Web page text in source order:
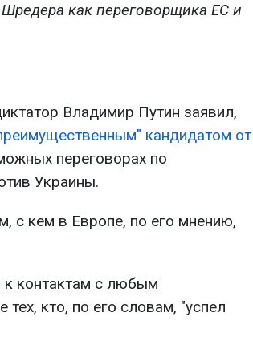
как переговорщика ЕС и
Владимир Путин заявил,
кандидатом от
переговорах по
Украины.
с кем в Европе, по его мнению,
к контактам с любым
кто, по его словам, "успел